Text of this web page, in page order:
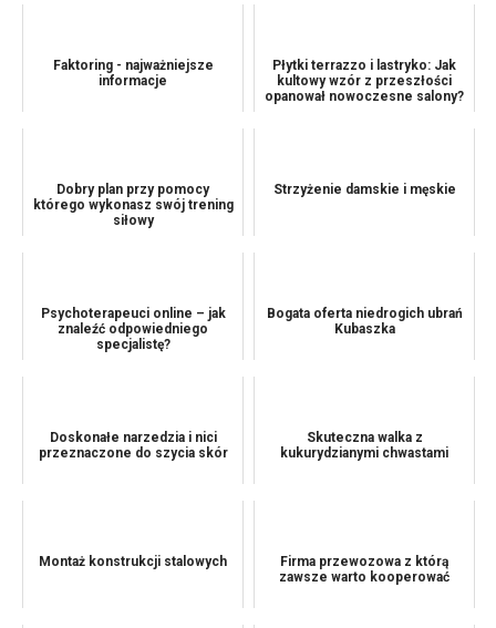
Faktoring - najważniejsze
informacje
Płytki terrazzo i lastryko: Jak
kultowy wzór z przeszłości
opanował nowoczesne salony?
Dobry plan przy pomocy
którego wykonasz swój trening
siłowy
Strzyżenie damskie i męskie
Psychoterapeuci online – jak
znaleźć odpowiedniego
specjalistę?
Bogata oferta niedrogich ubrań
Kubaszka
Doskonałe narzedzia i nici
przeznaczone do szycia skór
Skuteczna walka z
kukurydzianymi chwastami
Montaż konstrukcji stalowych
Firma przewozowa z którą
zawsze warto kooperować